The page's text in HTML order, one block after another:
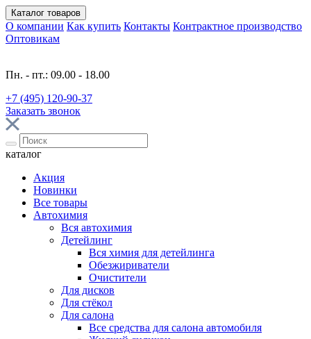
Каталог товаров
О компании Как купить Контакты Контрактное производство
Оптовикам
Пн. - пт.: 09.00 - 18.00
+7 (495) 120-90-37
Заказать звонок
каталог
Акция
Новинки
Все товары
Автохимия
Вся автохимия
Детейлинг
Вся химия для детейлинга
Обезжириватели
Очистители
Для дисков
Для стёкол
Для салона
Все средства для салона автомобиля